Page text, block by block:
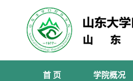
首 页 学院概况